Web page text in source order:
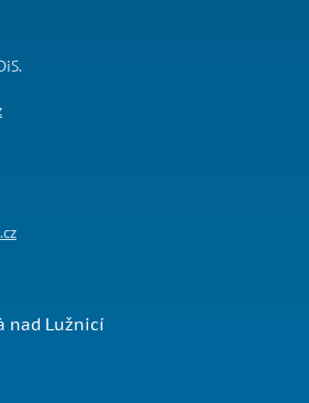
nad Lužnicí